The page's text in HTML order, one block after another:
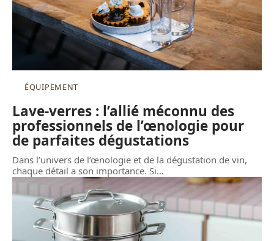
ÉQUIPEMENT
Lave-verres : l’allié méconnu des
professionnels de l’œnologie pour
de parfaites dégustations
Dans l’univers de l’œnologie et de la dégustation de vin,
chaque détail a son importance. Si…